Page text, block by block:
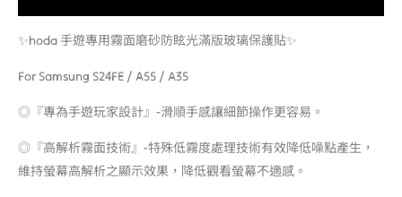
✨hoda 手遊專用霧面磨砂防眩光滿版玻璃保護貼✨
For Samsung S24FE / A55 / A35
◎『專為手遊玩家設計』-滑順手感讓細節操作更容易。
◎『高解析霧面技術』-特殊低霧度處理技術有效降低噪點產生，
維持螢幕高解析之顯示效果，降低觀看螢幕不適感。